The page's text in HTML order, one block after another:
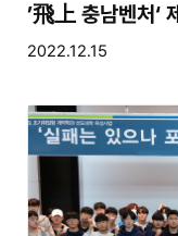
’飛上 충남벤처‘
2022.12.15